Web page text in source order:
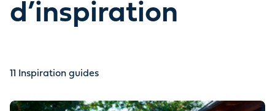
d’inspiration
Inspiration guides